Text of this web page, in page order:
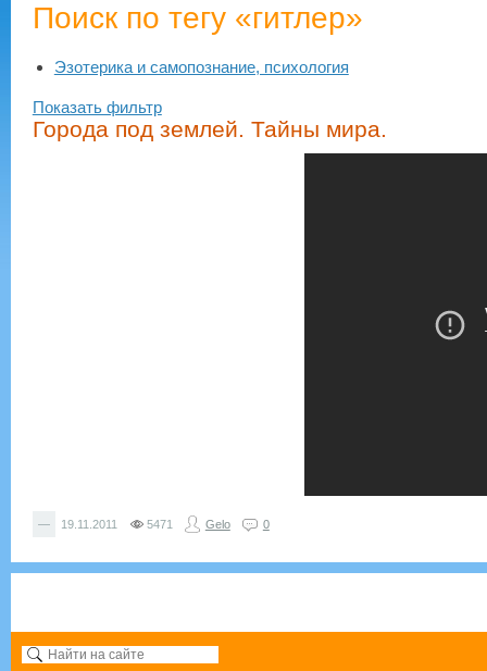
Поиск по тегу «гитлер»
Эзотерика и самопознание, психология
Показать фильтр
Города под землей. Тайны мира.
— 19.11.2011 5471 Gelo 0